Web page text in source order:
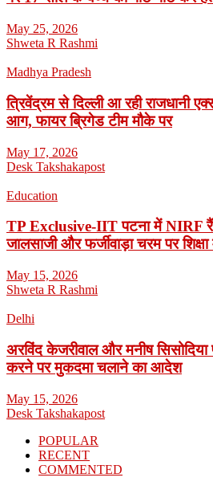
May 25, 2026
Shweta R Rashmi
Madhya Pradesh
त्रिवेंद्रम से दिल्ली आ रही राजधानी
आग, फायर ब्रिगेड टीम मौके पर
May 17, 2026
Desk Takshakapost
Education
TP Exclusive-IIT पटना में NIRF
जालसाजी और फर्जीवाड़ा चरम पर
May 15, 2026
Shweta R Rashmi
Delhi
अरविंद केजरीवाल और मनीष सिसोदिया
करने पर मुकदमा चलाने का आदेश
May 15, 2026
Desk Takshakapost
POPULAR
RECENT
COMMENTED